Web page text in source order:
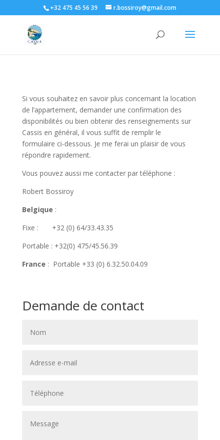
+32 475 45 56 39 r.bossiroy@gmail.com
Si vous souhaitez en savoir plus concernant la location
de l’appartement, demander une confirmation des
disponibilités ou bien obtenir des renseignements sur
Cassis en général, il vous suffit de remplir le
formulaire ci-dessous. Je me ferai un plaisir de vous
répondre rapidement.
Vous pouvez aussi me contacter par téléphone :
Robert Bossiroy
Belgique :
Fixe : +32 (0) 64/33.43.35
Portable : +32(0) 475/45.56.39
France : Portable +33 (0) 6.32.50.04.09
Demande de contact